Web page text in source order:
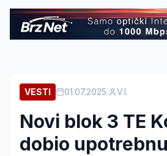
VESTI 01.07.2025. V.I.
Novi blok 3 TE
dobio